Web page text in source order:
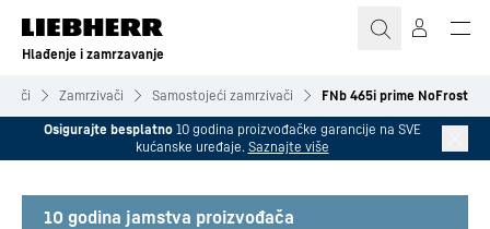
Hlađenje i zamrzavanje
Zamrzivači Samostojeći zamrzivači FNb 465i prime NoFrost
Osigurajte besplatno10 godina proizvođačke garancije na SVE
kućanske uređaje. Saznajte više
10 godina jamstva proizvođača